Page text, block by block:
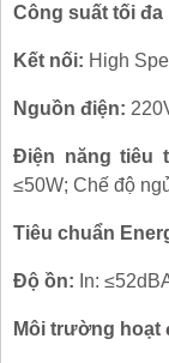
Công suất tối đa
Kết nối: High
Nguồn điện:
Điện năng tiêu
≤50W; Chế độ
Tiêu chuẩn
Độ ồn: In:
Môi trường hoạt